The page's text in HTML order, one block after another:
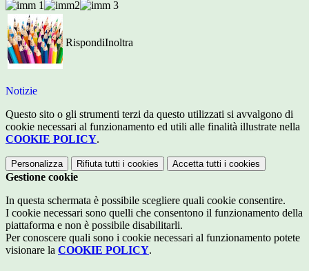
RispondiInoltra
Notizie
Questo sito o gli strumenti terzi da questo utilizzati si avvalgono di
cookie necessari al funzionamento ed utili alle finalità illustrate nella
COOKIE POLICY.
Personalizza Rifiuta tutti i cookies Accetta tutti i cookies
Gestione cookie
In questa schermata è possibile scegliere quali cookie consentire.
I cookie necessari sono quelli che consentono il funzionamento della
piattaforma e non è possibile disabilitarli.
Per conoscere quali sono i cookie necessari al funzionamento potete
visionare la COOKIE POLICY.